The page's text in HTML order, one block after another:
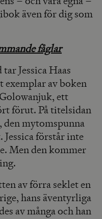
även för dig som
fåglar
Jessica Haas
exemplar av boken
ett
förut. På titelsidan
den mytomspunna
förstår inte
Men den kommer
av förra seklet en
hans äventyrliga
av många och han